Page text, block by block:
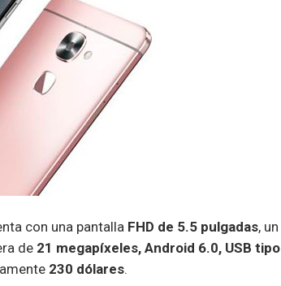
con una pantalla FHD de 5.5 pulgadas, un
de 21 megapíxeles, Android 6.0, USB tipo
230 dólares.